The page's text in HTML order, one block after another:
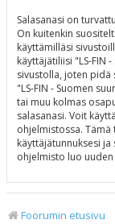
Salasanasi on
On kuitenkin
käyttämilläsi
käyttäjätiliisi "LS-FIN
sivustolla, joten pidä
"LS-FIN - Suomen
tai muu kolmas
salasanasi. Voit
ohjelmistossa.
käyttäjätunnuksesi
ohjelmisto luo
Foorumin etusivu